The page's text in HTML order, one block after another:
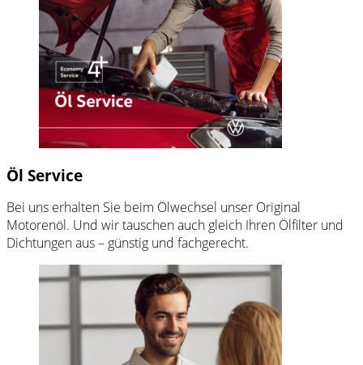
Öl Service
Bei uns erhalten Sie beim Ölwechsel unser Original
Motorenöl. Und wir tauschen auch gleich Ihren Ölfilter und
Dichtungen aus – günstig und fachgerecht.